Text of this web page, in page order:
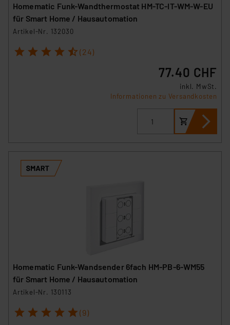
Homematic Funk-Wandthermostat HM-TC-IT-WM-W-EU
für Smart Home / Hausautomation
Artikel-Nr. 132030
1 2 3 4 5 (24)
77.40 CHF
inkl. MwSt.
Informationen zu Versandkosten
Homematic Funk-Wandsender 6fach HM-PB-6-WM55
für Smart Home / Hausautomation
Artikel-Nr. 130113
1 2 3 4 5 (9)